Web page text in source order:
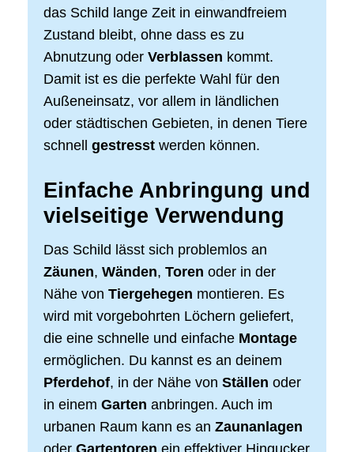
das Schild lange Zeit in einwandfreiem
Zustand bleibt, ohne dass es zu
Abnutzung oder Verblassen kommt.
Damit ist es die perfekte Wahl für den
Außeneinsatz, vor allem in ländlichen
oder städtischen Gebieten, in denen Tiere
schnell gestresst werden können.
Einfache Anbringung und
vielseitige Verwendung
Das Schild lässt sich problemlos an
Zäunen, Wänden, Toren oder in der
Nähe von Tiergehegen montieren. Es
wird mit vorgebohrten Löchern geliefert,
die eine schnelle und einfache Montage
ermöglichen. Du kannst es an deinem
Pferdehof, in der Nähe von Ställen oder
in einem Garten anbringen. Auch im
urbanen Raum kann es an Zaunanlagen